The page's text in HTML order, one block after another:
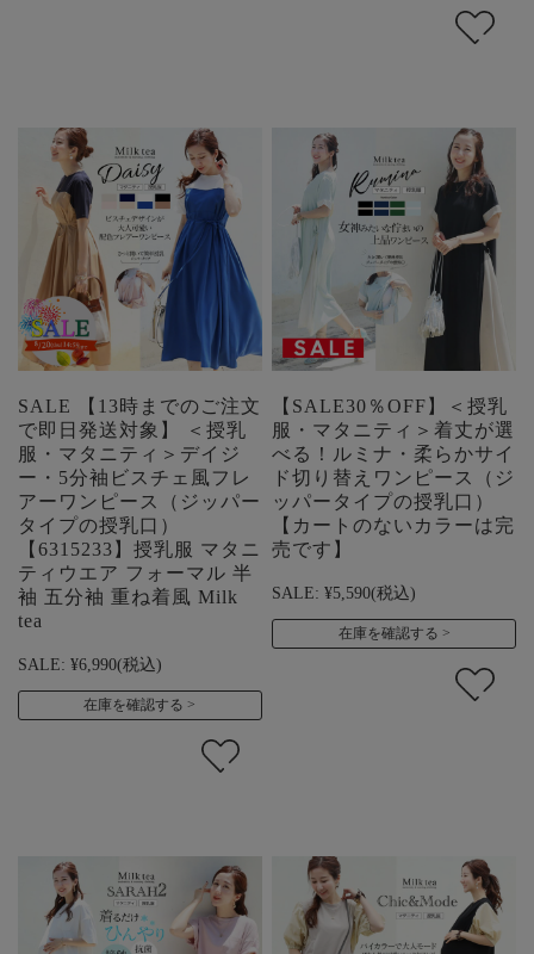
SALE 【13時までのご注文
で即日発送対象】 ＜授乳
服・マタニティ＞デイジ
ー・5分袖ビスチェ風フレ
アーワンピース（ジッパー
タイプの授乳口）
【6315233】授乳服 マタニ
ティウエア フォーマル 半
袖 五分袖 重ね着風 Milk
tea
SALE: ¥6,990(税込)
在庫を確認する
【SALE30％OFF】＜授乳
服・マタニティ＞着丈が選
べる！ルミナ・柔らかサイ
ド切り替えワンピース（ジ
ッパータイプの授乳口）
【カートのないカラーは完
売です】
SALE: ¥5,590(税込)
在庫を確認する